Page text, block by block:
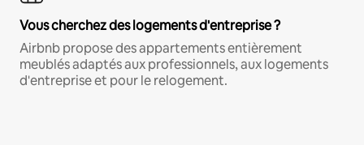
Vous cherchez des logements d'entreprise ?
Airbnb propose des appartements entièrement
meublés adaptés aux professionnels, aux logements
d'entreprise et pour le relogement.